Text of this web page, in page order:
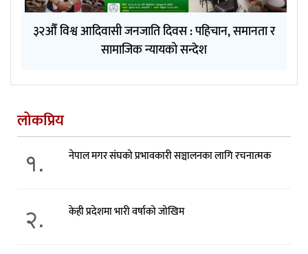
३२औँ विश्व आदिवासी जनजाति दिवस : पहिचान, समानता र
सामाजिक न्यायको सन्देश
लोकप्रिय
१. नेपाल मगर संघको प्रभावकारी सञ्चालनका लागि रचनात्मक
२. केही प्रदेशमा भारी वर्षाको जोखिम